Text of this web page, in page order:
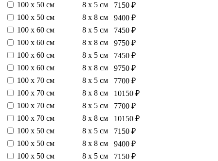
100 х 50 см
8 х 5 см
7150 ₽
100 х 50 см
8 х 8 см
9400 ₽
100 х 60 см
8 х 5 см
7450 ₽
100 х 60 см
8 х 8 см
9750 ₽
100 х 60 см
8 х 5 см
7450 ₽
100 х 60 см
8 х 8 см
9750 ₽
100 х 70 см
8 х 5 см
7700 ₽
100 х 70 см
8 х 8 см
10150 ₽
100 х 70 см
8 х 5 см
7700 ₽
100 х 70 см
8 х 8 см
10150 ₽
100 х 50 см
8 х 5 см
7150 ₽
100 х 50 см
8 х 8 см
9400 ₽
100 х 50 см
8 х 5 см
7150 ₽